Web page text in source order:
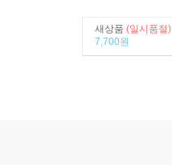
새상품 (일시품절)
7,700원